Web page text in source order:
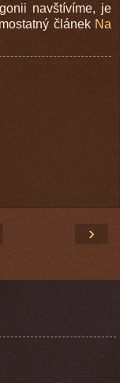
navštívíme, je
článek Na
›